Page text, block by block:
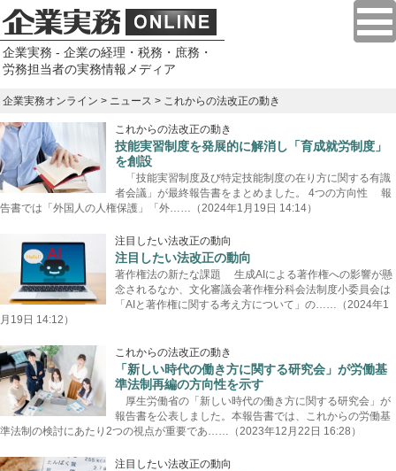
企業実務 - 企業の経理・税務・庶務・
労務担当者の実務情報メディア
企業実務オンライン > ニュース > これからの法改正の動き
これからの法改正の動き
技能実習制度を発展的に解消し「育成就労制度」
を創設
「技能実習制度及び特定技能制度の在り方に関する有識
者会議」が最終報告書をまとめました。 4つの方向性 報
告書では「外国人の人権保護」「外……（2024年1月19日 14:14）
注目したい法改正の動向
注目したい法改正の動向
著作権法の新たな課題 生成AIによる著作権への影響が懸
念されるなか、文化審議会著作権分科会法制度小委員会は
「AIと著作権に関する考え方について」の……（2024年1
月19日 14:12）
これからの法改正の動き
「新しい時代の働き方に関する研究会」が労働基
準法制再編の方向性を示す
厚生労働省の「新しい時代の働き方に関する研究会」が
報告書を公表しました。本報告書では、これからの労働基
準法制の検討にあたり2つの視点が重要であ……（2023年12月22日 16:28）
注目したい法改正の動向